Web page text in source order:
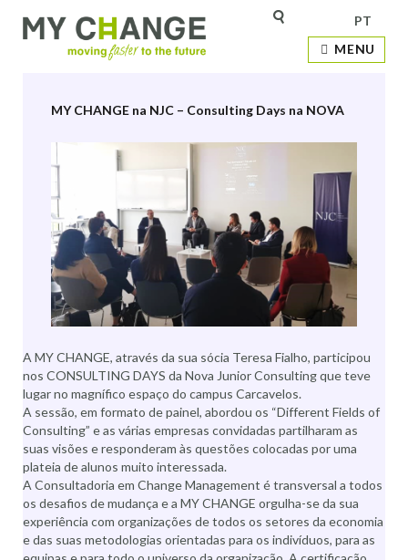
MENU
PT
Etiqueta:liderança
MY CHANGE na NJC – Consulting Days na NOVA
A MY CHANGE, através da sua sócia Teresa Fialho, participou
nos CONSULTING DAYS da Nova Junior Consulting que teve
lugar no magnífico espaço do campus Carcavelos.
A sessão, em formato de painel, abordou os “Different Fields of
Consulting” e as várias empresas convidadas partilharam as
suas visões e responderam às questões colocadas por uma
plateia de alunos muito interessada.
A Consultadoria em Change Management é transversal a todos
os desafios de mudança e a MY CHANGE orgulha-se da sua
experiência com organizações de todos os setores da economia
e das suas metodologias orientadas para os indivíduos, para as